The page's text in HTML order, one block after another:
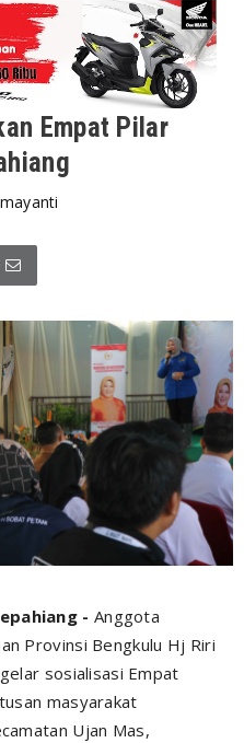
Empat Pilar
- Anggota
Provinsi Bengkulu Hj Riri
sosialisasi Empat
masyarakat
Ujan Mas,